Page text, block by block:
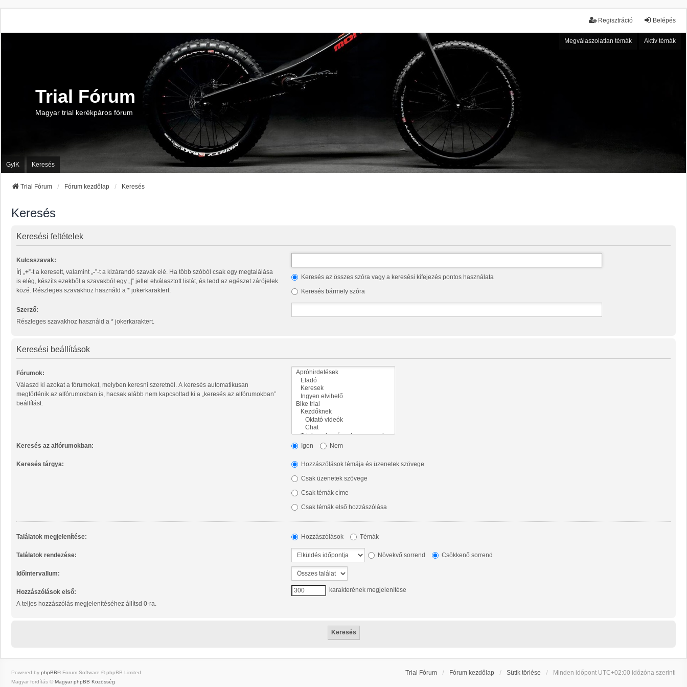
Belépés
Regisztráció
Megválaszolatlan témák Aktív témák
Trial Fórum
Magyar trial kerékpáros fórum
GyIK Keresés
Trial Fórum Fórum kezdőlap Keresés
Keresés
Keresési feltételek
Kulcsszavak:
Írj „+”-t a keresett, valamint „-”-t a kizárandó szavak elé. Ha több szóból csak egy megtalálása
is elég, készíts ezekből a szavakból egy „ ” jellel elválasztott listát, és tedd az egészet zárójelek
közé. Részleges szavakhoz használd a * jokerkaraktert.
Keresés az összes szóra vagy a keresési kifejezés pontos használata
Keresés bármely szóra
Szerző:
Részleges szavakhoz használd a * jokerkaraktert.
Keresési beállítások
Fórumok:
Válaszd ki azokat a fórumokat, melyben keresni szeretnél. A keresés automatikusan
megtörténik az alfórumokban is, hacsak alább nem kapcsoltad ki a „keresés az alfórumokban”
beállítást.
Keresés az alfórumokban: Igen Nem
Keresés tárgya:
Hozzászólások témája és üzenetek szövege
Csak üzenetek szövege
Csak témák címe
Csak témák első hozzászólása
Találatok megjelenítése: Hozzászólások Témák
Találatok rendezése: Növekvő sorrend Csökkenő sorrend
Időintervallum:
Hozzászólások első:
A teljes hozzászólás megjelenítéséhez állítsd 0-ra.
karakterének megjelenítése
Trial Fórum Fórum kezdőlap Sütik törlése Minden időpont UTC+02:00 időzóna szerinti
Powered by phpBB® Forum Software © phpBB Limited
Magyar fordítás © Magyar phpBB Közösség